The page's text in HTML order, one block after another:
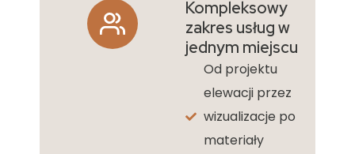
Kompleksowy
zakres usług w
jednym miejscu
Od projektu
elewacji przez
wizualizacje po
materiały